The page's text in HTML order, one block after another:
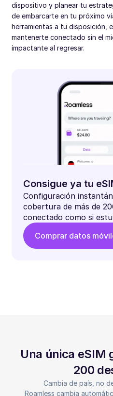
dispositivo y planear tu
de embarcarte en tu próximo
herramientas a tu disposición,
mantenerte conectado sin el
impactante al regresar.
Consigue ya tu
Configuración
cobertura de más de
conectado como si
Comprar datos
Una única eSIM
200
Cambia de país, no
Roamless cambia